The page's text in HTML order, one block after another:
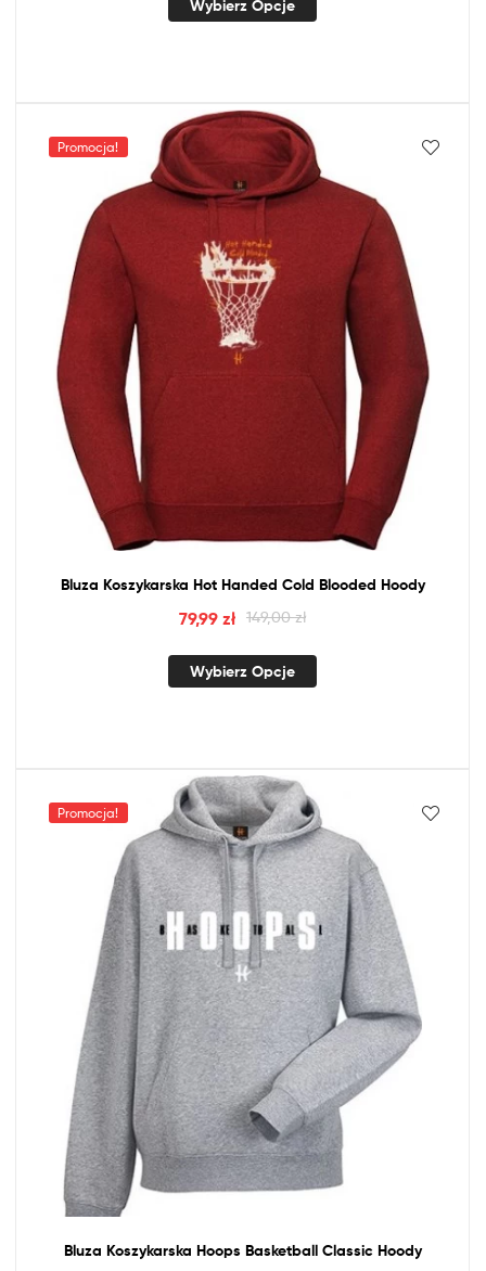
Wybierz Opcje
Promocja!
Bluza Koszykarska Hot Handed Cold Blooded Hoody
149,00zł
79,99zł
Wybierz Opcje
Promocja!
Bluza Koszykarska Hoops Basketball Classic Hoody